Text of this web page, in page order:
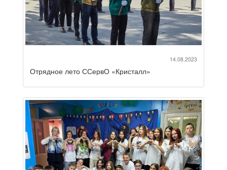
14.08.2023
Отрядное лето ССервО «Кристалл»